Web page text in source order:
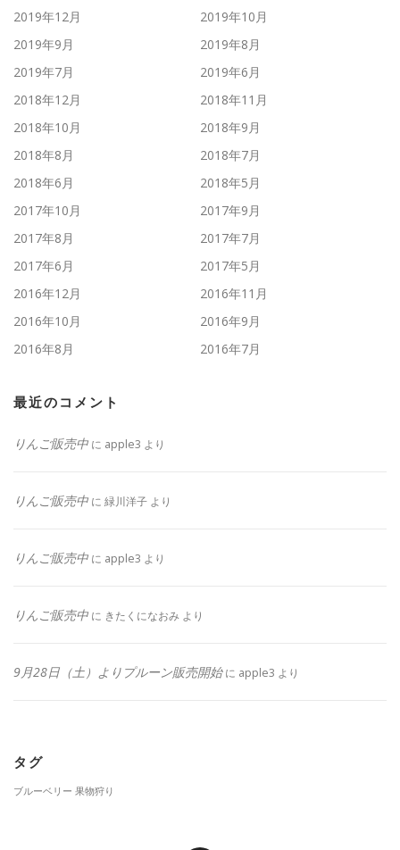
2019年12月
2019年10月
2019年9月
2019年8月
2019年7月
2019年6月
2018年12月
2018年11月
2018年10月
2018年9月
2018年8月
2018年7月
2018年6月
2018年5月
2017年10月
2017年9月
2017年8月
2017年7月
2017年6月
2017年5月
2016年12月
2016年11月
2016年10月
2016年9月
2016年8月
2016年7月
最近のコメント
りんご販売中 に apple3 より
りんご販売中 に 緑川洋子 より
りんご販売中 に apple3 より
りんご販売中 に きたくになおみ より
9月28日（土）よりプルーン販売開始に apple3 より
タグ
ブルーベリー 果物狩り